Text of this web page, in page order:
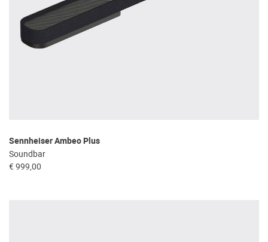
Sennheiser Ambeo Plus
Soundbar
€ 999,00